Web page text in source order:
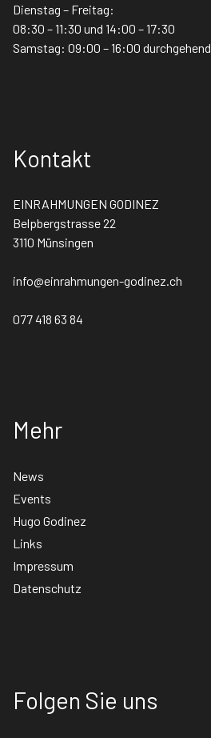
Dienstag – Freitag:
08:30 – 11:30 und 14:00 – 17:30
Samstag: 09:00 – 16:00 durchgehend
Kontakt
EINRAHMUNGEN GODINEZ
Belpbergstrasse 22
3110 Münsingen
info@einrahmungen-godinez.ch
077 418 63 84
Mehr
News
Events
Hugo Godinez
Links
Impressum
Datenschutz
Folgen Sie uns